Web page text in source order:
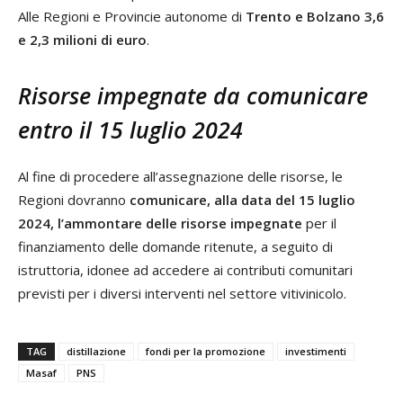
Alle Regioni e Provincie autonome di Trento e Bolzano 3,6
e 2,3 milioni di euro.
Risorse impegnate da comunicare
entro il 15 luglio 2024
Al fine di procedere all’assegnazione delle risorse, le
Regioni dovranno comunicare, alla data del 15 luglio
2024, l’ammontare delle risorse impegnate per il
finanziamento delle domande ritenute, a seguito di
istruttoria, idonee ad accedere ai contributi comunitari
previsti per i diversi interventi nel settore vitivinicolo.
TAG distillazione fondi per la promozione
investimenti
Masaf
PNS